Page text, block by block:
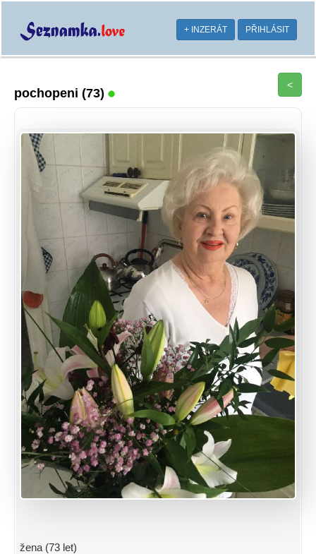
+ INZERÁT PŘIHLÁSIT
pochopeni (73)
<
žena (73 let)